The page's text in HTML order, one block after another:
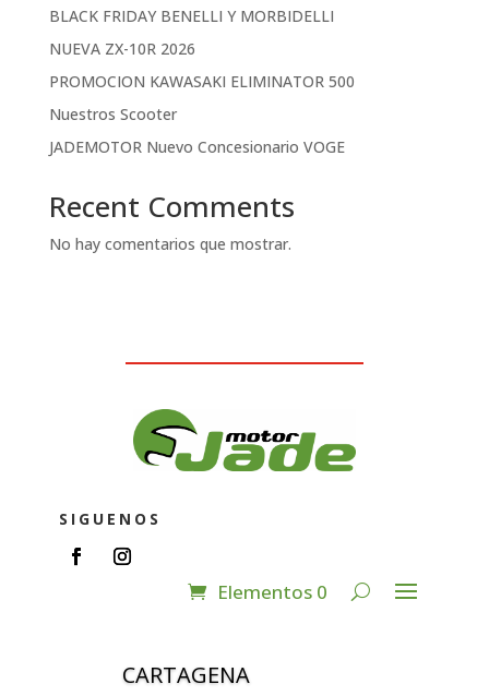
BLACK FRIDAY BENELLI Y MORBIDELLI
NUEVA ZX-10R 2026
PROMOCION KAWASAKI ELIMINATOR 500
Nuestros Scooter
JADEMOTOR Nuevo Concesionario VOGE
Recent Comments
No hay comentarios que mostrar.
SIGUENOS
Elementos 0
CARTAGENA